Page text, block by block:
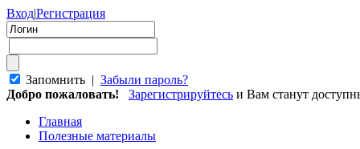
Вход|Регистрация
Запомнить | Забыли пароль?
Добро пожаловать!
Зарегистрируйтесь и Вам станут
Главная
Полезные материалы